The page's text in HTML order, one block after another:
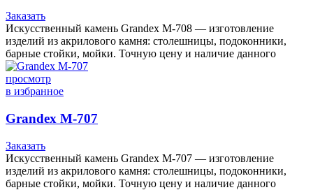
Заказать
Искусственный камень Grandex M-708 — изготовление
изделий из акрилового камня: столешницы, подоконники,
барные стойки, мойки. Точную цену и наличие данного
просмотр
в избранное
Grandex M-707
Заказать
Искусственный камень Grandex M-707 — изготовление
изделий из акрилового камня: столешницы, подоконники,
барные стойки, мойки. Точную цену и наличие данного